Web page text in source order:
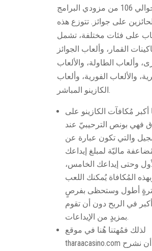
حوالي 106 من مزودي البرامج
على جوائز. تتوزع هذه
على فئات مختلفة، تشمل
القمار، وألعاب الجوائز
وألعاب الطاولة، والألعاب
والألعاب الفورية، وألعاب
الكازينو المباشر.
أكبر مُكافآت الكازينو على
فهي بونص الترحيبيّ عند
والتي تكون عبارة عن
ماليّة لمبلغ إيداعك
وحتى إيداعك الخامس،
المُكافاة يُمكنك اللعب
أطول وستحظى بفرصٍ
أكبر في الربح دون أن تقوم
بمزيدٍ من الإيداعات.
لذلك فمُهتنا هُنا في موقع
tharaacasino.com أن نشرح